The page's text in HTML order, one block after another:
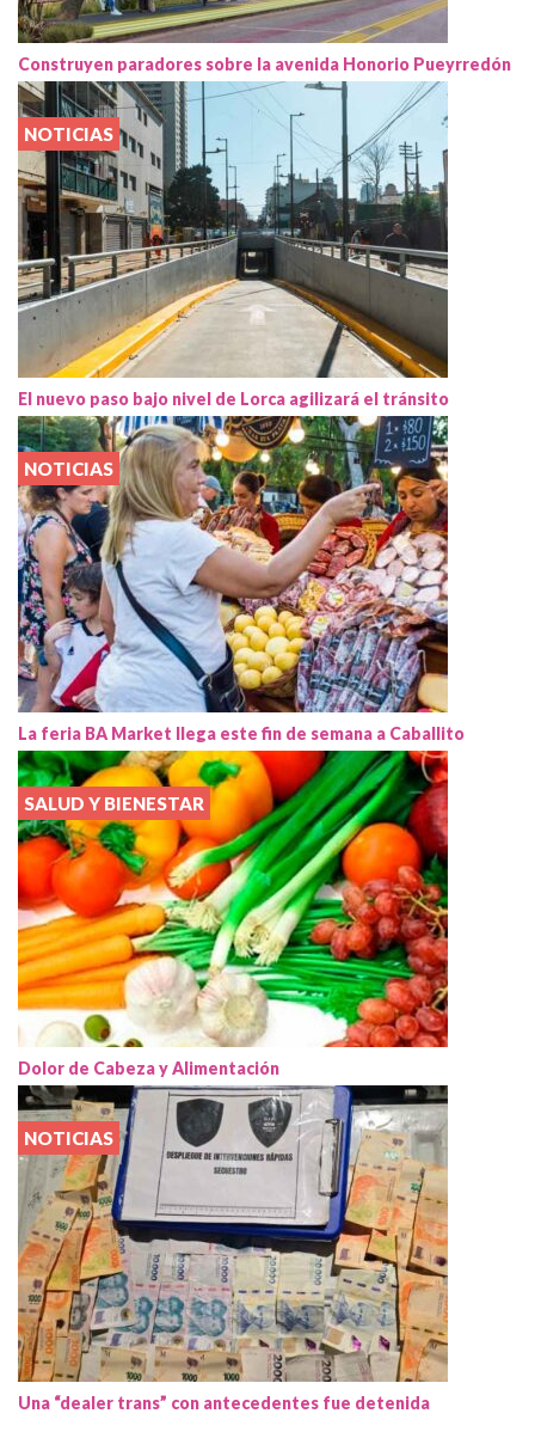
Construyen paradores sobre la avenida Honorio Pueyrredón
NOTICIAS
El nuevo paso bajo nivel de Lorca agilizará el tránsito
NOTICIAS
La feria BA Market llega este fin de semana a Caballito
SALUD Y BIENESTAR
Dolor de Cabeza y Alimentación
NOTICIAS
Una “dealer trans” con antecedentes fue detenida